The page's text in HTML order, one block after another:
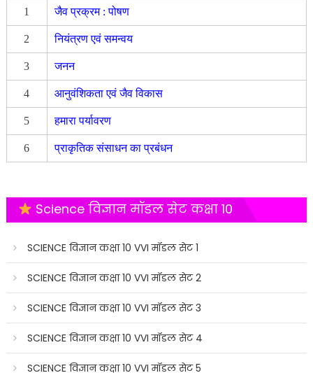
1 जैव प्रक्रम : पोषण
2 नियंत्रण एवं समन्वय
3 जनन
4 आनुवंशिकता एवं जैव विकास
5 हमारा पर्यावरण
6 प्राकृतिक संसाधन का प्रबंधन
Science विज्ञान मॉडल सेट कक्षा 10
SCIENCE विज्ञान कक्षा 10 VVI मॉडल सेट 1
SCIENCE विज्ञान कक्षा 10 VVI मॉडल सेट 2
SCIENCE विज्ञान कक्षा 10 VVI मॉडल सेट 3
SCIENCE विज्ञान कक्षा 10 VVI मॉडल सेट 4
SCIENCE विज्ञान कक्षा 10 VVI मॉडल सेट 5